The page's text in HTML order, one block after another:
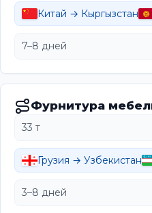
Китай → Кыргызстан
7–8 дней
Фурнитура
33 т
Грузия → Узбекистан
3–8 дней